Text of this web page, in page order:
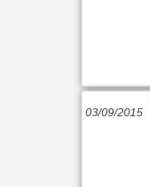
03/09/2015